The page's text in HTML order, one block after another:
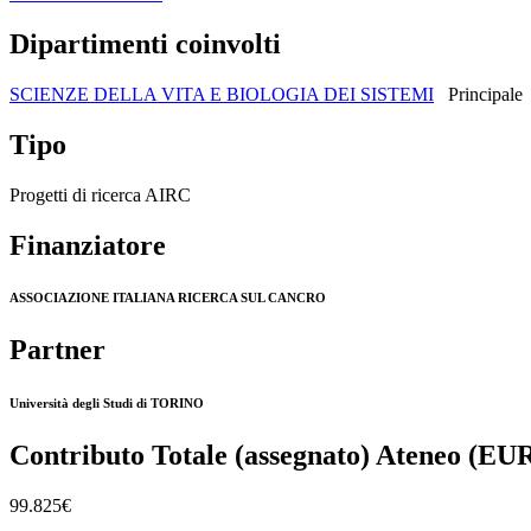
Dipartimenti coinvolti
SCIENZE DELLA VITA E BIOLOGIA DEI SISTEMI Principale
Tipo
Progetti di ricerca AIRC
Finanziatore
ASSOCIAZIONE ITALIANA RICERCA SUL CANCRO
Partner
Università degli Studi di TORINO
Contributo Totale (assegnato) Ateneo
99.825€